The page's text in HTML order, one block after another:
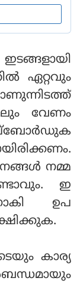
ഏറ്റവും
വേണം
നമ്മ
ഇ
ഉപ
കാര്യ